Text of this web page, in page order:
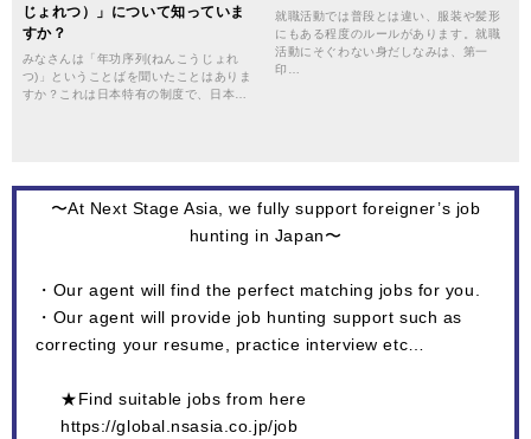
じょれつ）」について知っていま
すか？
みなさんは「年功序列(ねんこうじょれ
つ)」ということばを聞いたことはありま
すか？これは日本特有の制度で、日本…
就職活動では普段とは違い、服装や髪形
にもある程度のルールがあります。就職
活動にそぐわない身だしなみは、第一
印…
〜At Next Stage Asia, we fully support foreigner’s job
hunting in Japan〜
・Our agent will find the perfect matching jobs for you.
・Our agent will provide job hunting support such as
correcting your resume, practice interview etc…
★Find suitable jobs from here
https://global.nsasia.co.jp/job